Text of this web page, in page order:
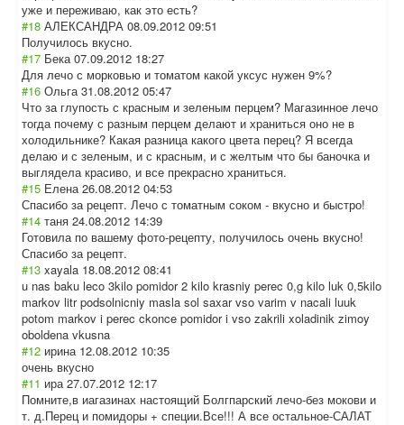
уже и переживаю, как это есть?
#18 АЛЕКСАНДРА 08.09.2012 09:51
Получилось вкусно.
#17 Бека 07.09.2012 18:27
Для лечо с морковью и томатом какой уксус нужен 9%?
#16 Ольга 31.08.2012 05:47
Что за глупость с красным и зеленым перцем? Магазинное лечо
тогда почему с разным перцем делают и храниться оно не в
холодильнике? Какая разница какого цвета перец? Я всегда
делаю и с зеленым, и с красным, и с желтым что бы баночка и
выглядела красиво, и все прекрасно храниться.
#15 Елена 26.08.2012 04:53
Спасибо за рецепт. Лечо с томатным соком - вкусно и быстро!
#14 таня 24.08.2012 14:39
Готовила по вашему фото-рецепту, получилось очень вкусно!
Спасибо за рецепт.
#13 xayala 18.08.2012 08:41
u nas baku leco 3kilo pomidor 2 kilo krasniy perec 0,g kilo luk 0,5kilo
markov litr podsolnicniy masla sol saxar vso varim v nacali luuk
potom markov i perec ckonce pomidor i vso zakrili xoladinik zimoy
oboldena vkusna
#12 ирина 12.08.2012 10:35
очень вкусно
#11 ира 27.07.2012 12:17
Помните,в иагазинах настоящий Болгпарский лечо-без мокови и
т. д.Перец и помидоры + специи.Все!!! А все остальное-САЛАТ